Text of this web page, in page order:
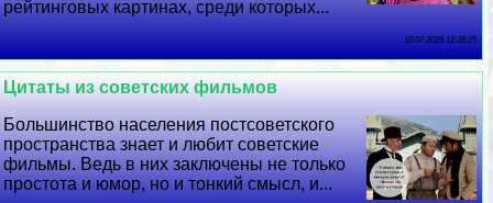
рейтинговых картинах, среди которых...
10 07 2026 12:38:25
Цитаты из советских фильмов
Большинство населения постсоветского
прострaнcтва знает и любит советские
фильмы. Ведь в них заключены не только
простота и юмор, но и тонкий смысл, и...